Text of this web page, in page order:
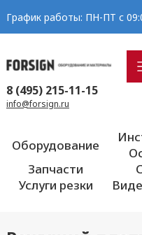
График работы: ПН-ПТ с
8 (495) 215-11-15
info@forsign.ru
Оборудование
Запчасти
Услуги резки